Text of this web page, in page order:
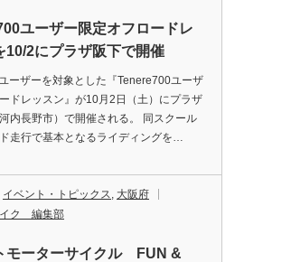
ユーザー限定オフロードレ
10/2にプラザ阪下で開催
ーザーを対象とした『Tenere700ユーザ
ドレッスン』が10月2日（土）にプラザ
内長野市）で開催される。 同スクール
走行で基本となるライディングを…
イベント・トピックス, 大阪府
イク 編集部
モーターサイクル FUN &